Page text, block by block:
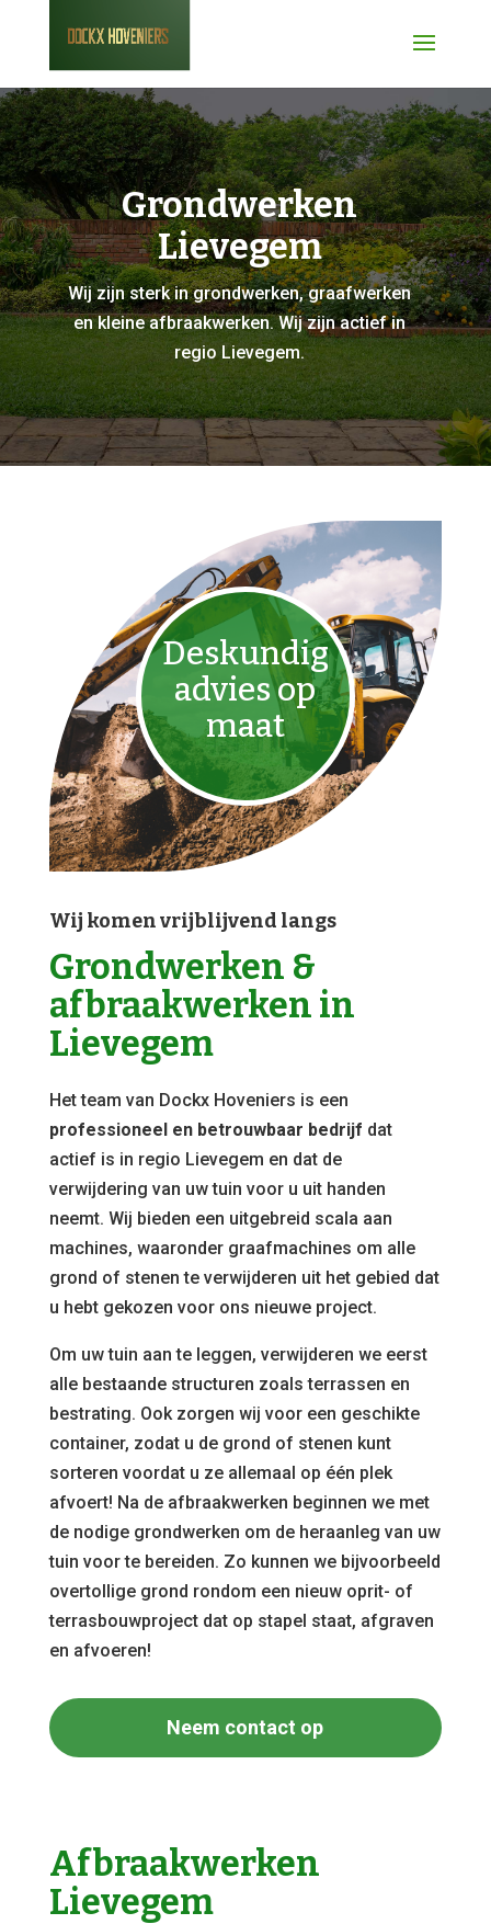
Grondwerken
Lievegem
Wij zijn sterk in grondwerken, graafwerken
en kleine afbraakwerken. Wij zijn actief in
regio Lievegem.
Deskundig
advies op
maat
Wij komen vrijblijvend langs
Grondwerken &
afbraakwerken in
Lievegem
Het team van Dockx Hoveniers is een
professioneel en betrouwbaar bedrijf dat
actief is in regio Lievegem en dat de
verwijdering van uw tuin voor u uit handen
neemt. Wij bieden een uitgebreid scala aan
machines, waaronder graafmachines om alle
grond of stenen te verwijderen uit het gebied dat
u hebt gekozen voor ons nieuwe project.
Om uw tuin aan te leggen, verwijderen we eerst
alle bestaande structuren zoals terrassen en
bestrating. Ook zorgen wij voor een geschikte
container, zodat u de grond of stenen kunt
sorteren voordat u ze allemaal op één plek
afvoert! Na de afbraakwerken beginnen we met
de nodige grondwerken om de heraanleg van uw
tuin voor te bereiden. Zo kunnen we bijvoorbeeld
overtollige grond rondom een nieuw oprit- of
terrasbouwproject dat op stapel staat, afgraven
en afvoeren!
Neem contact op
Afbraakwerken
Lievegem